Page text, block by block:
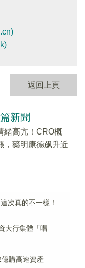
返回上頁
新聞
緒高亢！CRO概
，藥明康德飙升近
次真的不一樣！
大行集體「唱
購高速資產